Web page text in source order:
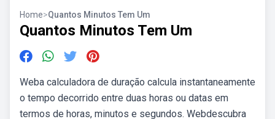
Home>Quantos Minutos Tem Um
Quantos Minutos Tem Um
Weba calculadora de duração calcula instantaneamente
o tempo decorrido entre duas horas ou datas em
termos de horas, minutos e segundos. Webdescubra